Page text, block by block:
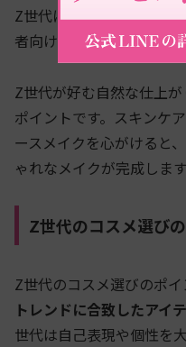
Z世代におけるメイクの
者向けに手軽に試せるメ
Z世代が好む自然な仕上
ポイントです。スキンケ
ースメイクを心がけると
ゃれなメイクが完成します
Z世代のコスメ選び
Z世代のコスメ選びのポイ
トレンドに合致したアイ
世代は自己表現や個性を